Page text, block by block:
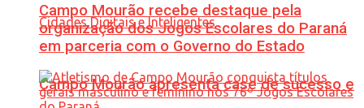
Campo Mourão apresenta case de sucesso e
Campo Mourão recebe destaque pela
organização dos Jogos Escolares do Paraná
em parceria com o Governo do Estado